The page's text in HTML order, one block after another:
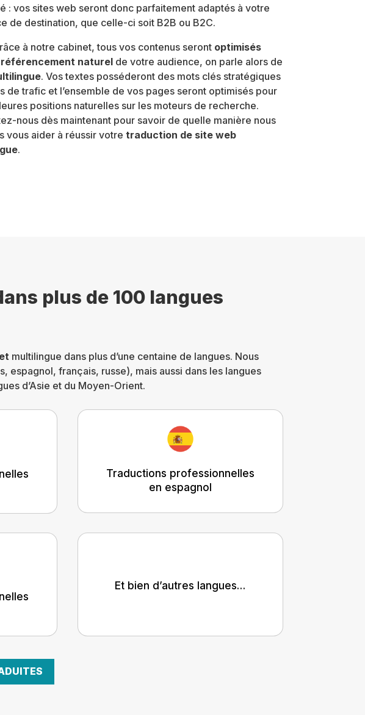
: vos sites web seront donc parfaitement adaptés à votre
de destination, que celle-ci soit B2B ou B2C.
à notre cabinet, tous vos contenus seront optimisés
naturel de votre audience, on parle alors de
. Vos textes posséderont des mots clés stratégiques
de trafic et l’ensemble de vos pages seront optimisés pour
positions naturelles sur les moteurs de recherche.
nous dès maintenant pour savoir de quelle manière nous
vous aider à réussir votretraduction de site web
.
plus de 100 langues
multilingue dans plus d’une centaine de langues. Nous
espagnol, français, russe), mais aussi dans les langues
d’Asie et du Moyen-Orient.
Traductions professionnelles
en espagnol
Et bien d’autres langues…